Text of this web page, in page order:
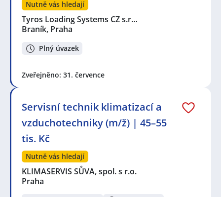
Nutně vás hledají
Tyros Loading Systems CZ s.r…
Braník, Praha
Plný úvazek
Zveřejněno: 31. července
Servisní technik klimatizací a
vzduchotechniky (m/ž) | 45–55
tis. Kč
Nutně vás hledají
KLIMASERVIS SŮVA, spol. s r.o.
Praha